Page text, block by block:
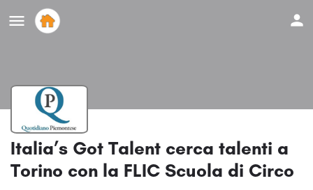
Italia’s Got Talent cerca talenti a
Torino con la FLIC Scuola di Circo